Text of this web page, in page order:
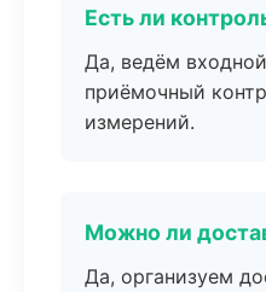
Есть ли
Да, ведём
приёмочный
измерений.
Можно ли
Да, организуем